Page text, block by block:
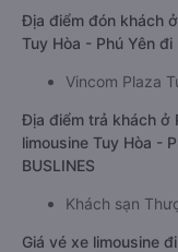
Địa điểm đón khách
Tuy Hòa - Phú Yên đi
Vincom Plaza
Địa điểm trả khách ở
limousine Tuy Hòa -
BUSLINES
Khách sạn
Giá vé xe limousine